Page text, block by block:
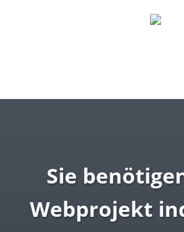
Sie
Webprojekt